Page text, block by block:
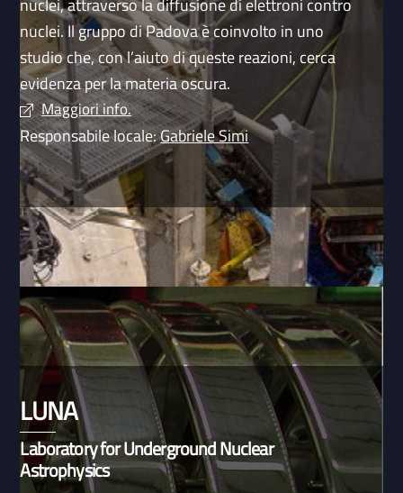
nuclei. Il gruppo di Padova è coinvolto in uno
studio che, con l’aiuto di queste reazioni, cerca
evidenza per la materia oscura.
Maggiori info.
Responsabile locale:Gabriele Simi
LUNA
Laboratory for Underground Nuclear
Astrophysics